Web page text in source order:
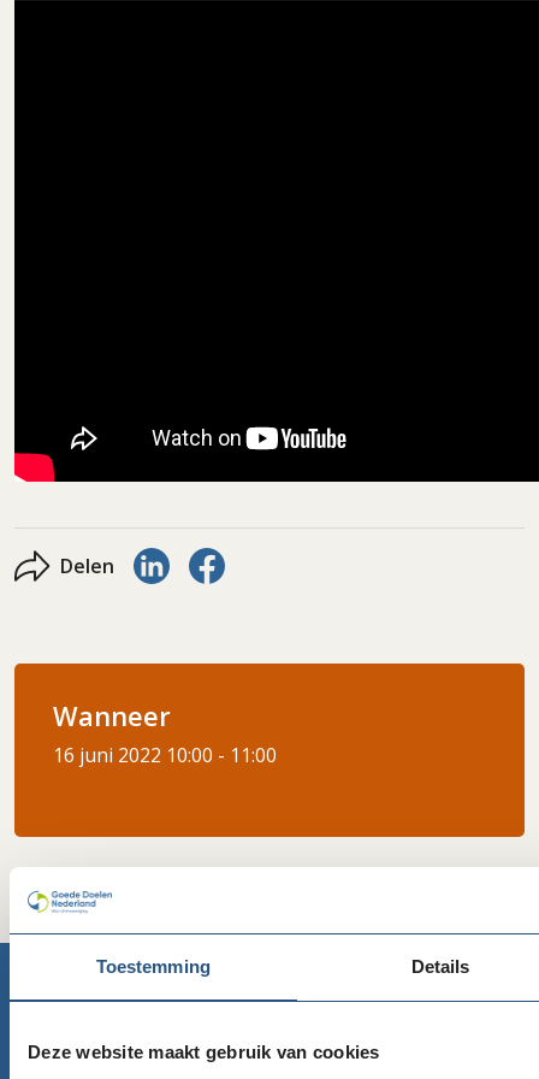
Toestemming Details
Deze website maakt gebruik van cookies
Delen Delen via LinkedIn
Delen via Facebook
Wanneer
16 juni 2022 10:00 - 11:00